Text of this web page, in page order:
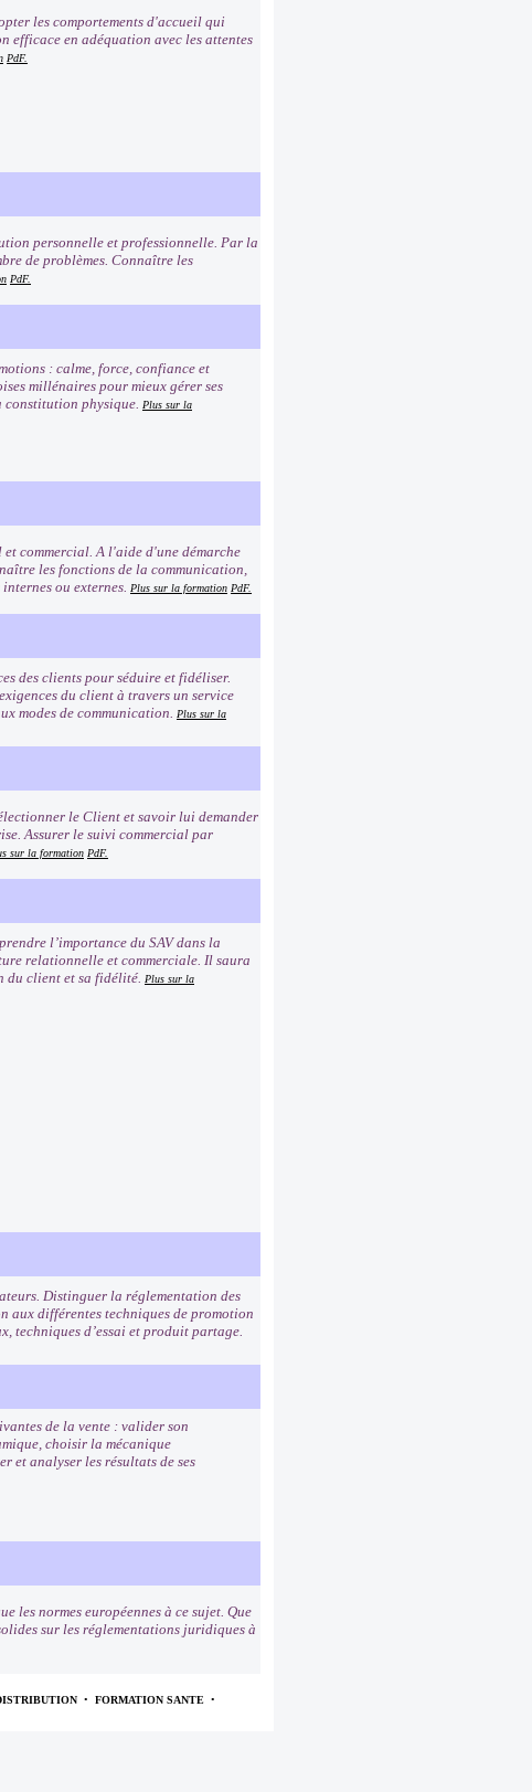
les comportements d'accueil qui
efficace en adéquation avec les attentes
PdF.
personnelle et professionnelle. Par la
de problèmes. Connaître les
PdF.
: calme, force, confiance et
millénaires pour mieux gérer ses
constitution physique. Plus sur la
commercial. A l'aide d'une démarche
les fonctions de la communication,
ou externes. Plus sur la formation PdF.
des clients pour séduire et fidéliser.
du client à travers un service
modes de communication. Plus sur la
le Client et savoir lui demander
Assurer le suivi commercial par
sur la formation PdF.
l’importance du SAV dans la
relationnelle et commerciale. Il saura
du client et sa fidélité. Plus sur la
Distinguer la réglementation des
aux différentes techniques de promotion
techniques d’essai et produit partage.
de la vente : valider son
choisir la mécanique
et analyser les résultats de ses
les normes européennes à ce sujet. Que
sur les réglementations juridiques à
• FORMATION SANTE •